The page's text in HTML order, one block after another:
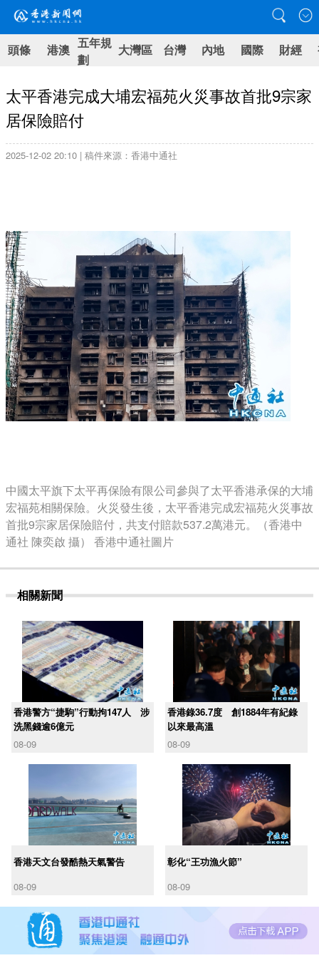
頭條 港澳 五年規
劃
大灣區 台灣 內地 國際 財經
太平香港完成大埔宏福苑火災事故首批9宗家
居保險賠付
2025-12-02 20:10 | 稿件來源：香港中通社
中國太平旗下太平再保險有限公司參與了太平香港承保的大埔
宏福苑相關保險。火災發生後，太平香港完成宏福苑火災事故
首批9宗家居保險賠付，共支付賠款537.2萬港元。（香港中
通社 陳奕啟 攝） 香港中通社圖片
相關新聞
香港警方“捷駒”行動拘147人 涉
洗黑錢逾6億元
08-09
香港錄36.7度 創1884年有紀錄
以來最高溫
08-09
香港天文台發酷熱天氣警告
08-09
彰化“王功漁火節”
08-09